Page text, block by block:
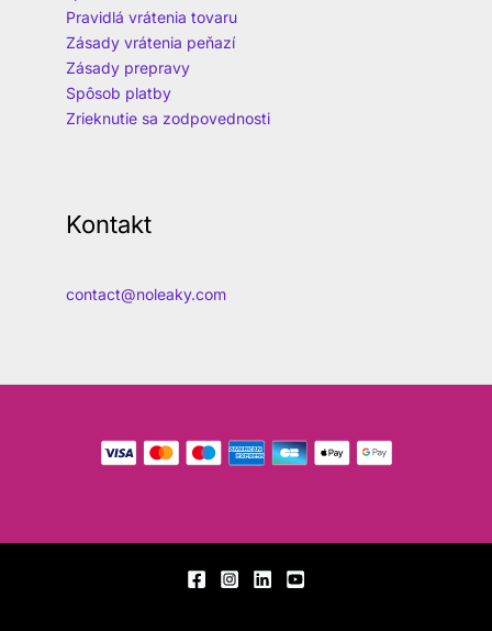
Pravidlá vrátenia tovaru
Zásady vrátenia peňazí
Zásady prepravy
Spôsob platby
Zrieknutie sa zodpovednosti
Kontakt
contact@noleaky.com